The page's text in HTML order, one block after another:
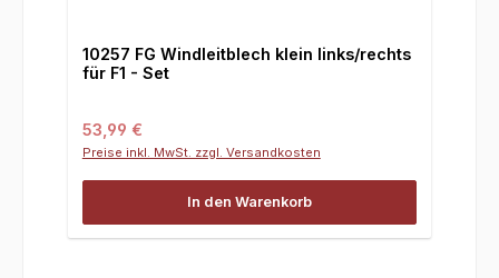
10257 FG Windleitblech klein links/rechts
für F1 - Set
Regulärer Preis:
53,99 €
Preise inkl. MwSt. zzgl. Versandkosten
In den Warenkorb